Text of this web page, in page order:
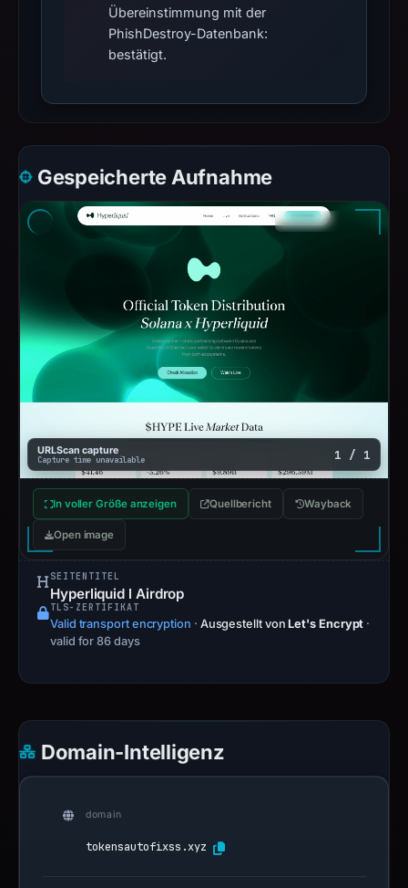
Übereinstimmung mit der
PhishDestroy-Datenbank:
bestätigt.
Gespeicherte Aufnahme
URLScan capture
Capture time unavailable 1 / 1
In voller Größe anzeigen Quellbericht Wayback
Open image
SEITENTITEL
Hyperliquid l Airdrop
TLS-ZERTIFIKAT
Valid transport encryption · Ausgestellt vonLet's Encrypt ·
valid for 86 days
Domain-Intelligenz
domain
tokensautofixss.xyz